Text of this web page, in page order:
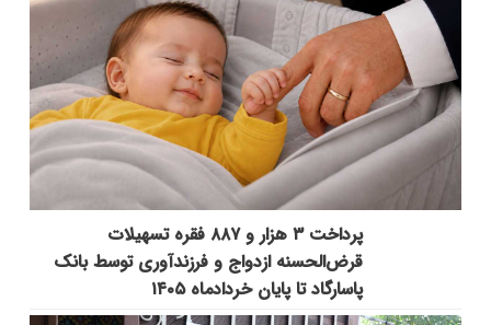
پرداخت ۳ هزار و ۸۸۷ فقره تسهیلات
قرض‌الحسنه ازدواج و فرزندآوری توسط بانک
پاسارگاد تا پایان خردادماه ۱۴۰۵